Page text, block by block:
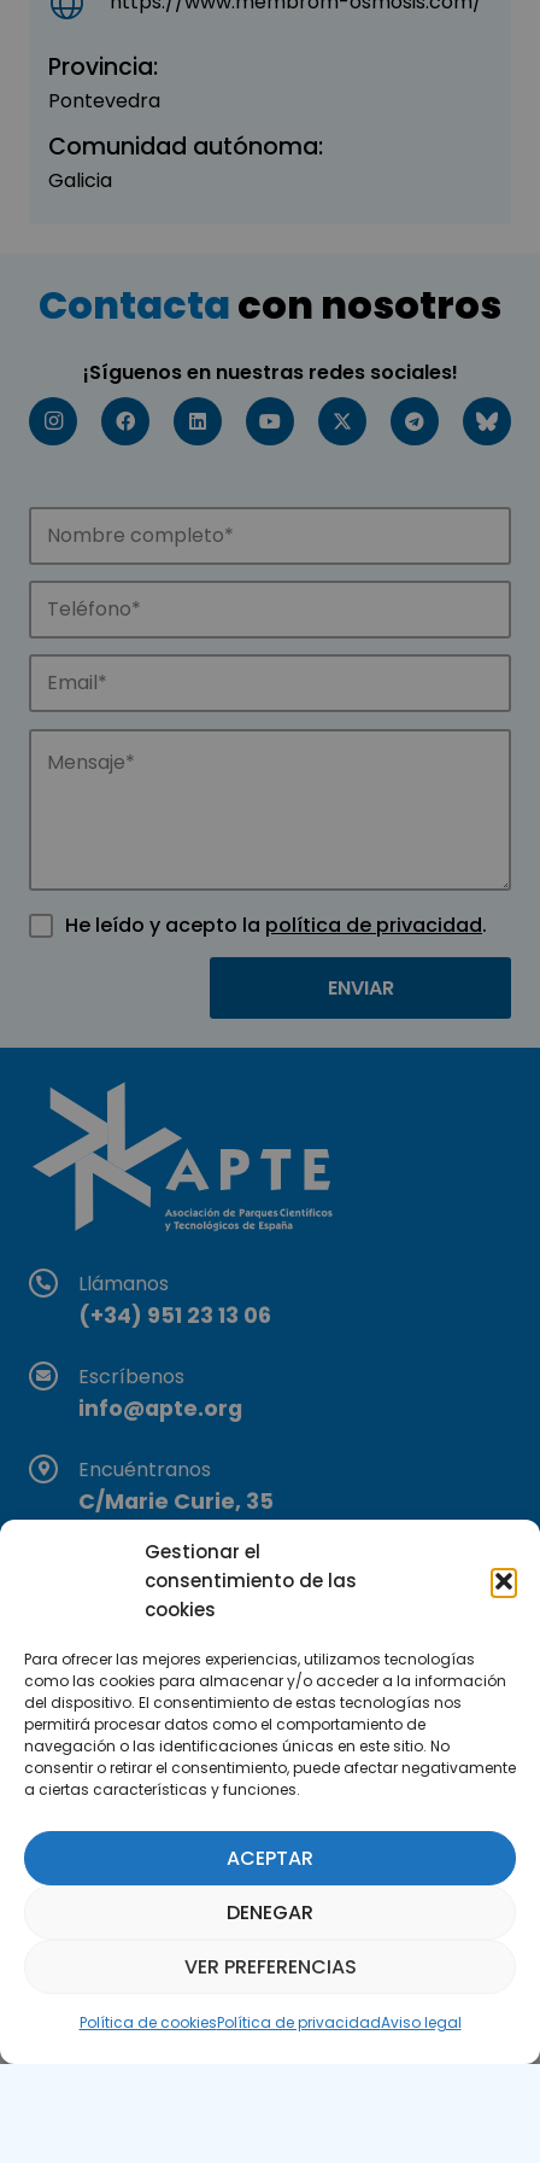
Gestionar el
consentimiento de las
cookies
Para ofrecer las mejores experiencias, utilizamos tecnologías
como las cookies para almacenar y/o acceder a la información
del dispositivo. El consentimiento de estas tecnologías nos
permitirá procesar datos como el comportamiento de
navegación o las identificaciones únicas en este sitio. No
consentir o retirar el consentimiento, puede afectar negativamente
a ciertas características y funciones.
ACEPTAR
DENEGAR
VER PREFERENCIAS
Política de cookiesPolítica de privacidadAviso legal
Provincia:
Pontevedra
Comunidad autónoma:
Galicia
Contactacon nosotros
¡Síguenos en nuestras redes sociales!
He leído y acepto la política de privacidad.
Llámanos
(+34) 951 23 13 06
Escríbenos
info@apte.org
Encuéntranos
C/Marie Curie, 35
Suscríbete a nuestra Newsletter
SUSCRÍBETE AQUÍ